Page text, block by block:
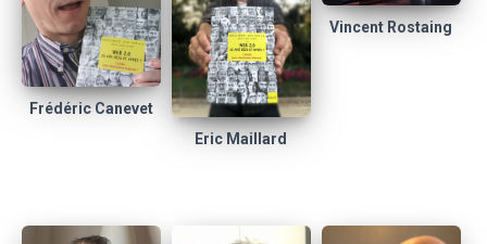
Frédéric Canevet
Eric Maillard
Vincent Rostaing